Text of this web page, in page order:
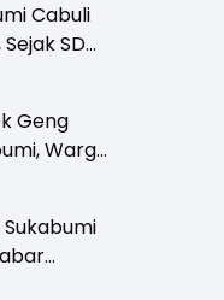
Cabuli
SD
Geng
Warga
Ciawi-